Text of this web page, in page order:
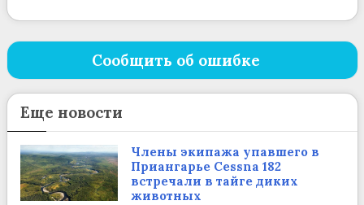
Сообщить об ошибке
Еще новости
Члены экипажа упавшего в
Приангарье Cessna 182
встречали в тайге диких
животных